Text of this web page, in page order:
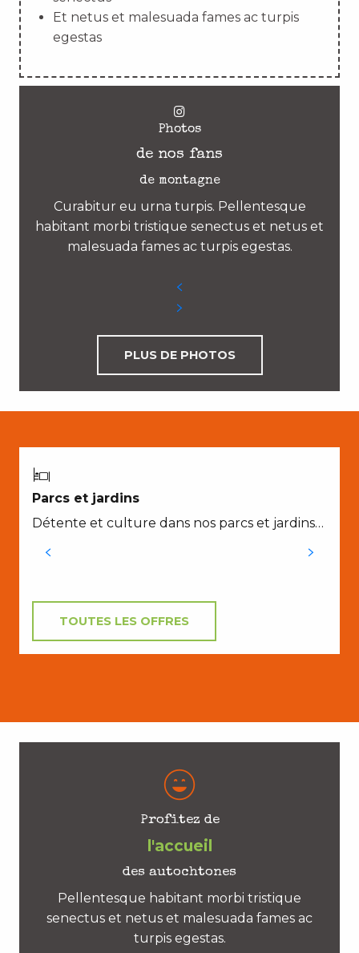
Et netus et malesuada fames ac turpis
egestas
Photos
de nos fans
de montagne
Curabitur eu urna turpis. Pellentesque
habitant morbi tristique senectus et netus et
malesuada fames ac turpis egestas.
PLUS DE PHOTOS
Parcs et jardins
Détente et culture dans nos parcs et jardins…
TOUTES LES OFFRES
Profitez de
l'accueil
des autochtones
Pellentesque habitant morbi tristique
senectus et netus et malesuada fames ac
turpis egestas.